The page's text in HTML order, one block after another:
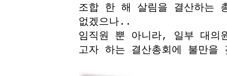
조합 한 해 살림을 결산하는
없겠으나..
임직원 뿐 아니라, 일부 대의
고자 하는 결산총회에 불만